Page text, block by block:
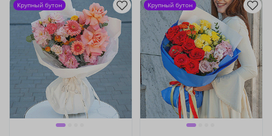
Крупный бутон Крупный бутон